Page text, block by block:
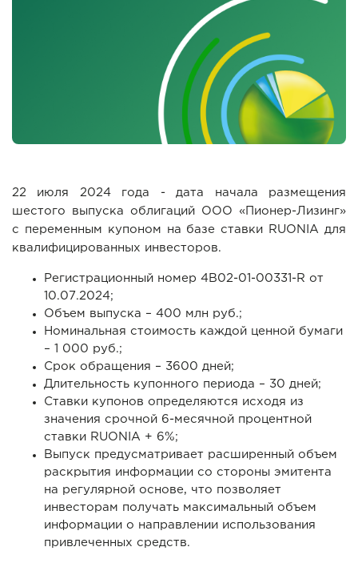
22 июля 2024 года - дата начала размещения
шестого выпуска облигаций ООО «Пионер-Лизинг»
с переменным купоном на базе ставки RUONIA для
квалифицированных инвесторов.
Регистрационный номер 4B02-01-00331-R от
10.07.2024;
Объем выпуска – 400 млн руб.;
Номинальная стоимость каждой ценной бумаги
– 1 000 руб.;
Срок обращения – 3600 дней;
Длительность купонного периода – 30 дней;
Ставки купонов определяются исходя из
значения срочной 6-месячной процентной
ставки RUONIA + 6%;
Выпуск предусматривает расширенный объем
раскрытия информации со стороны эмитента
на регулярной основе, что позволяет
инвесторам получать максимальный объем
информации о направлении использования
привлеченных средств.